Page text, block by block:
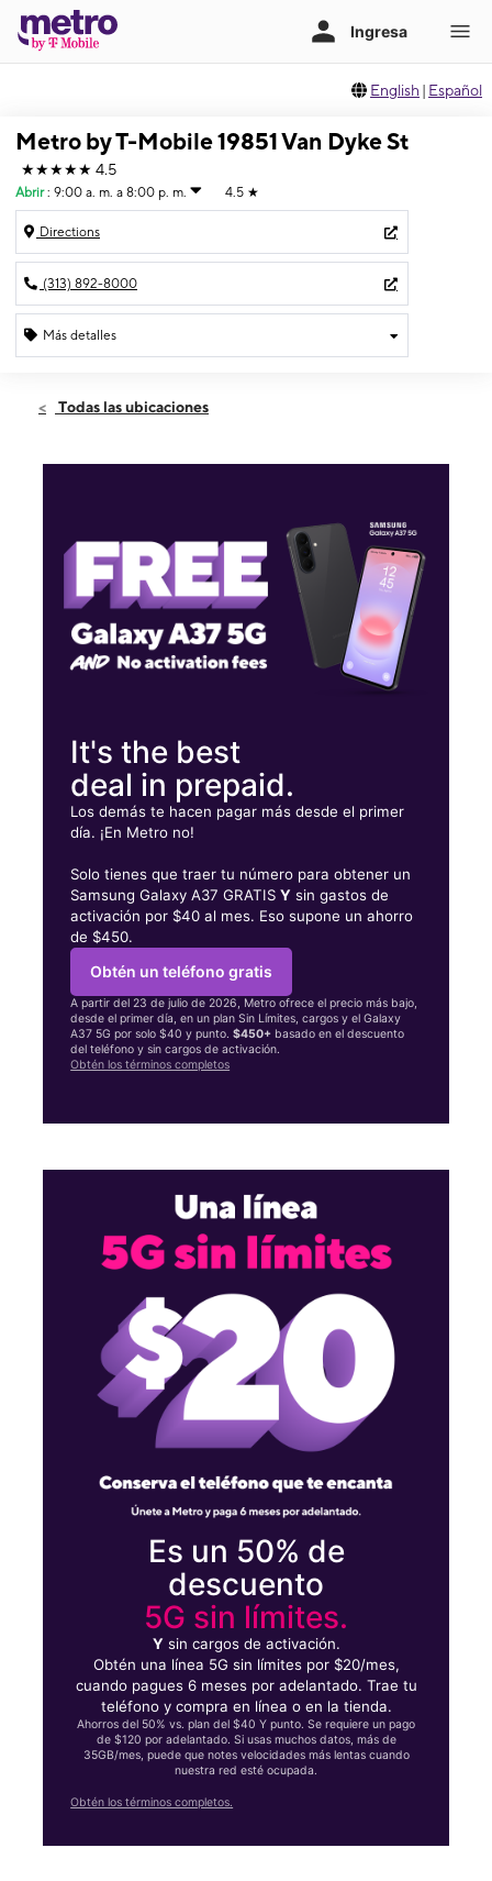
English | Español
Metro by T-Mobile 19851 Van Dyke St
★★★★★ 4.5
Abrir : 9:00 a. m. a 8:00 p. m. 4.5 ★
Directions
(313) 892-8000
Más detalles
Jueves:9:00 a. m. a 8:00 p. m.
19851 Van Dyke St Detroit, MI 48234
Todas las ubicaciones
It's the best
deal in prepaid.
Los demás te hacen pagar más desde el primer
día. ¡En Metro no!
Solo tienes que traer tu número para obtener un
Samsung Galaxy A37 GRATISY sin gastos de
activación por $40 al mes. Eso supone un ahorro
de $450.
Obtén un teléfono gratis
A partir del 23 de julio de 2026, Metro ofrece el precio más bajo,
desde el primer día, en un plan Sin Límites, cargos y el Galaxy
A37 5G por solo $40 y punto.$450+ basado en el descuento
del teléfono y sin cargos de activación.
Obtén los términos completos
Es un 50% de
descuento
5G sin límites.
Ysin cargos de activación.
Obtén una línea 5G sin límites por $20/mes,
cuando pagues 6 meses por adelantado. Trae tu
teléfono y compra en línea o en la tienda.
Ahorros del 50% vs. plan del $40 Y punto. Se requiere un pago
de $120 por adelantado. Si usas muchos datos, más de
35GB/mes, puede que notes velocidades más lentas cuando
nuestra red esté ocupada.
Obtén los términos completos.